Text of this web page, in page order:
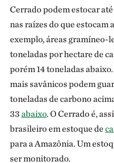
Cerrado podem estocar
nas raízes do que estocam
exemplo, áreas gramíneo-
toneladas por hectare de
porém 14 toneladas
mais savânicos podem
toneladas de carbono
33abaixo. O Cerrado é,
brasileiro em estoque de
para a Amazônia. Um
ser monitorado.